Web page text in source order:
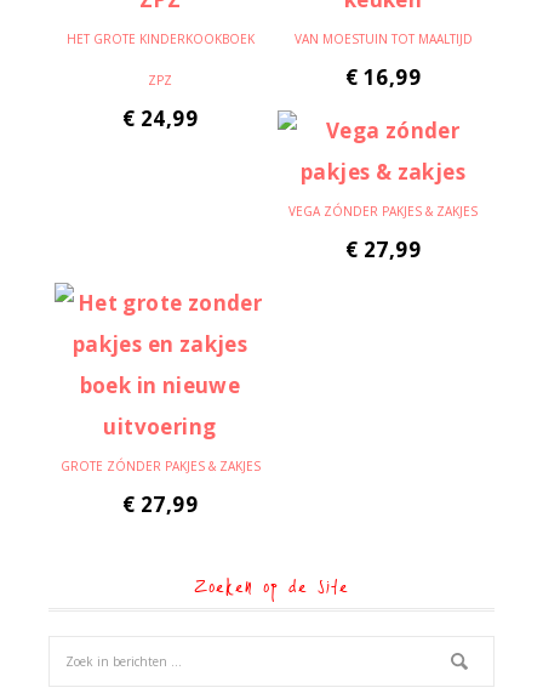
HET GROTE KINDERKOOKBOEK
ZPZ
€ 24,99
VAN MOESTUIN TOT MAALTIJD
€ 16,99
VEGA ZÓNDER PAKJES & ZAKJES
€ 27,99
GROTE ZÓNDER PAKJES & ZAKJES
€ 27,99
Zoeken op de site